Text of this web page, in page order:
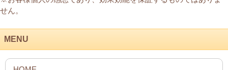
せん。
MENU